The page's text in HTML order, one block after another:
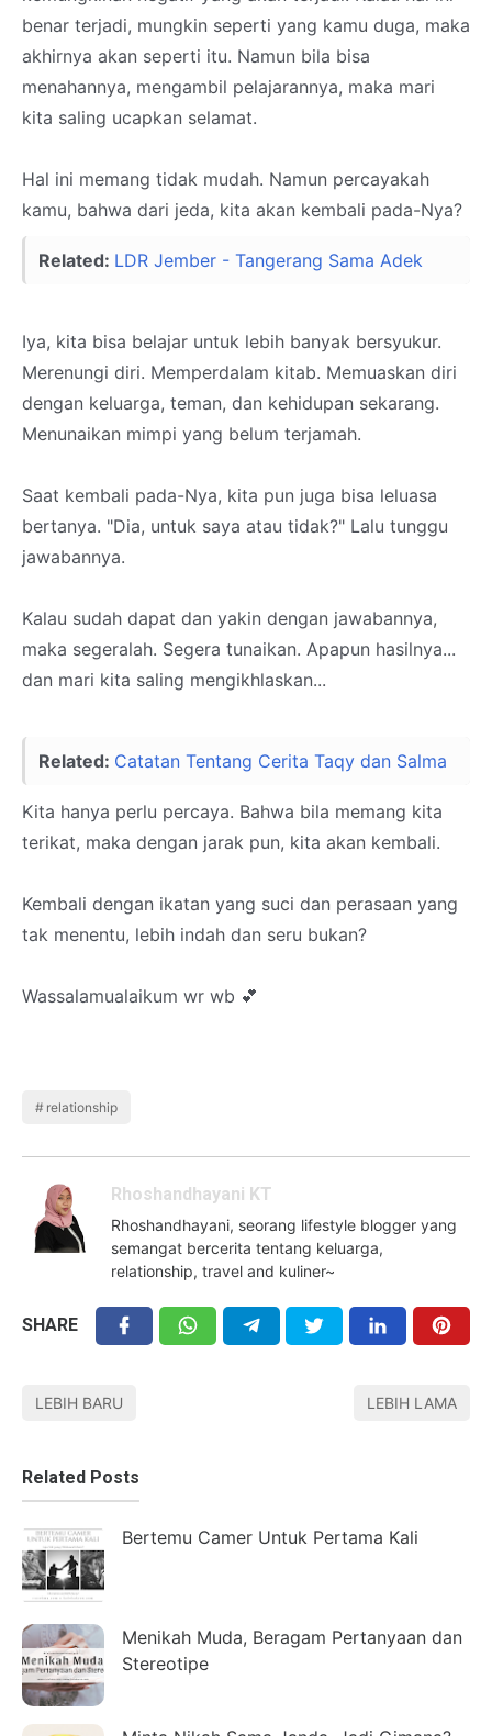
benar terjadi, mungkin seperti yang kamu duga, maka
akhirnya akan seperti itu. Namun bila bisa
menahannya, mengambil pelajarannya, maka mari
kita saling ucapkan selamat.
Hal ini memang tidak mudah. Namun percayakah
kamu, bahwa dari jeda, kita akan kembali pada-Nya?
Related: LDR Jember - Tangerang Sama Adek
Iya, kita bisa belajar untuk lebih banyak bersyukur.
Merenungi diri. Memperdalam kitab. Memuaskan diri
dengan keluarga, teman, dan kehidupan sekarang.
Menunaikan mimpi yang belum terjamah.
Saat kembali pada-Nya, kita pun juga bisa leluasa
bertanya. "Dia, untuk saya atau tidak?" Lalu tunggu
jawabannya.
Kalau sudah dapat dan yakin dengan jawabannya,
maka segeralah. Segera tunaikan. Apapun hasilnya...
dan mari kita saling mengikhlaskan...
Related: Catatan Tentang Cerita Taqy dan Salma
Kita hanya perlu percaya. Bahwa bila memang kita
terikat, maka dengan jarak pun, kita akan kembali.
Kembali dengan ikatan yang suci dan perasaan yang
tak menentu, lebih indah dan seru bukan?
Wassalamualaikum wr wb 💕
relationship
Rhoshandhayani KT
Rhoshandhayani, seorang lifestyle blogger yang
semangat bercerita tentang keluarga,
relationship, travel and kuliner~
SHARE
LEBIH BARU LEBIH LAMA
Related Posts
Bertemu Camer Untuk Pertama Kali
Menikah Muda, Beragam Pertanyaan dan
Stereotipe